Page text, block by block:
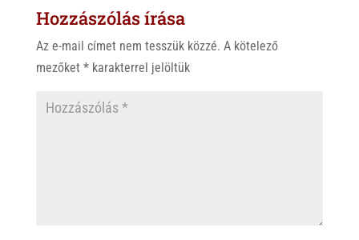
Hozzászólás írása
Az e-mail címet nem tesszük közzé. A kötelező
mezőket *karakterrel jelöltük